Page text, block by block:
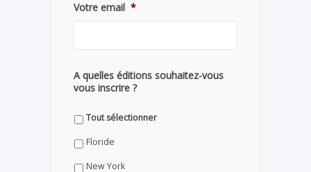
Votre email *
A quelles éditions souhaitez-vous
vous inscrire ?
Tout sélectionner
Floride
New York